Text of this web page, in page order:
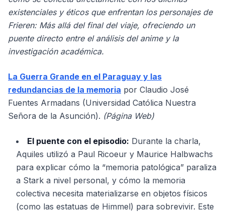
existenciales y éticos que enfrentan los personajes de
Frieren: Más allá del final del viaje, ofreciendo un
puente directo entre el análisis del anime y la
investigación académica.
La Guerra Grande en el Paraguay y las
redundancias de la memoria por Claudio José
Fuentes Armadans (Universidad Católica Nuestra
Señora de la Asunción). (Página Web)
El puente con el episodio: Durante la charla,
Aquiles utilizó a Paul Ricoeur y Maurice Halbwachs
para explicar cómo la “memoria patológica” paraliza
a Stark a nivel personal, y cómo la memoria
colectiva necesita materializarse en objetos físicos
(como las estatuas de Himmel) para sobrevivir. Este